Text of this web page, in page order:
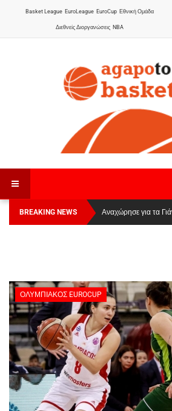
Basket League EuroLeague EuroCup Εθνική Ομάδα
Διεθνείς Διοργανώσεις NBA
BREAKING NEWS
Οι Πάνθηρες Καβάλας
League 1
Αναχώρησε για τα
ΟΛΥΜΠΙΑΚΌΣ EUROCUP